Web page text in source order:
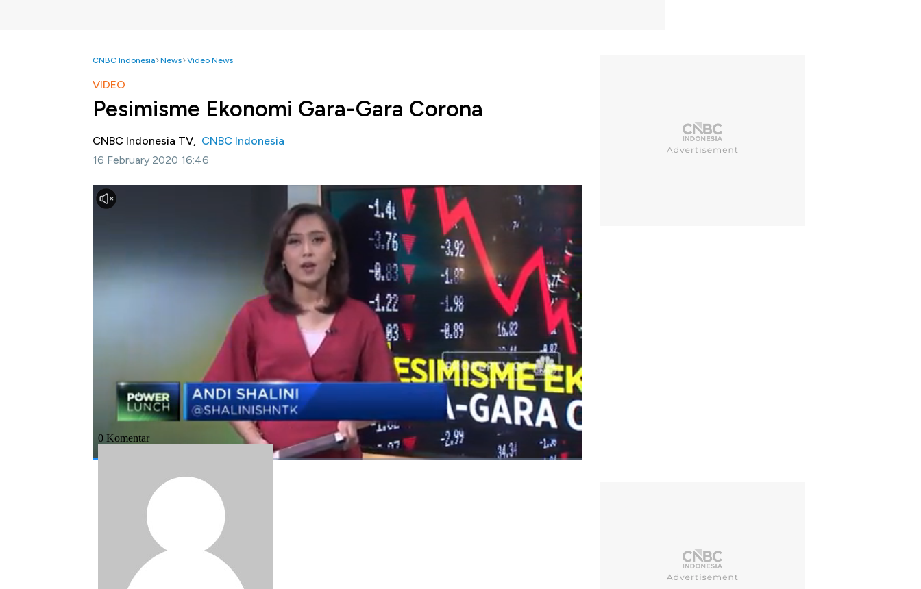
CNBC Indonesia News Video News
VIDEO
Pesimisme Ekonomi Gara-Gara Corona
CNBC Indonesia TV, CNBC Indonesia
16 February 2020 16:46
Jakarta, CNBC Indonesia
- Merebaknya Virus Corona atau Covid 19 membuat sejumlah Lembaga
Dunia dan beberapa negara khawatir virus ini akan menggerogoti perekonomian negaranya bahkan
secara global, pasalnya rantai pasokan banyak terganggu imbas dari dibatasinya akses dari dan ke
Lalu seperti apa dampaknya? Andi Shalini akan mengulasnya untuk anda dalam Program Power
#virus corona #covid-19 #ekonomi negara #china #dampak virus corona